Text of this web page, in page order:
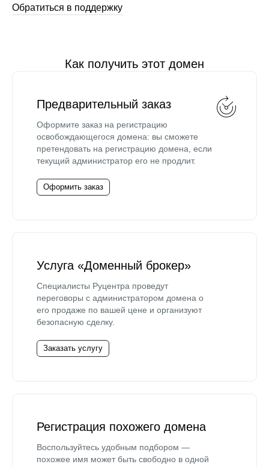
Обратиться в поддержку
Как получить этот домен
Предварительный заказ
Оформите заказ на регистрацию
освобождающегося домена: вы сможете
претендовать на регистрацию домена, если
текущий администратор его не продлит.
Оформить заказ
Услуга «Доменный брокер»
Специалисты Руцентра проведут
переговоры с администратором домена о
его продаже по вашей цене и организуют
безопасную сделку.
Заказать услугу
Регистрация похожего домена
Воспользуйтесь удобным подбором —
похожее имя может быть свободно в одной